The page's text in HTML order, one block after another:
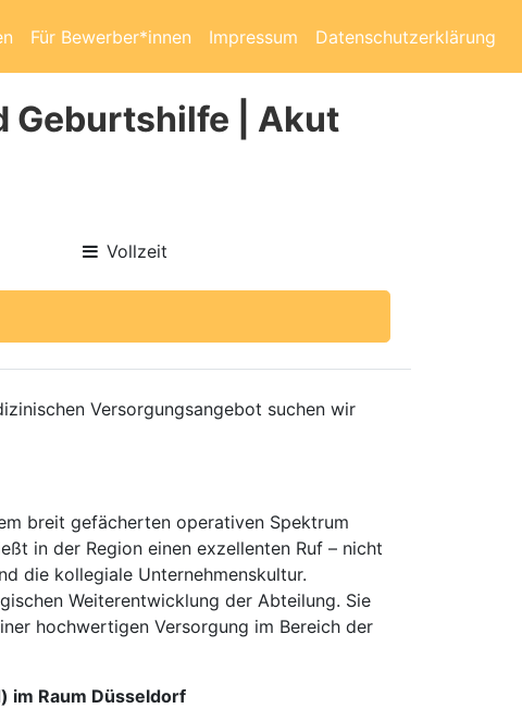
Für Bewerber*innen Impressum Datenschutzerklärung
Geburtshilfe | Akut
Vollzeit
Versorgungsangebot suchen wir
breit gefächerten operativen Spektrum
in der Region einen exzellenten Ruf – nicht
die kollegiale Unternehmenskultur.
Weiterentwicklung der Abteilung. Sie
hochwertigen Versorgung im Bereich der
im Raum Düsseldorf